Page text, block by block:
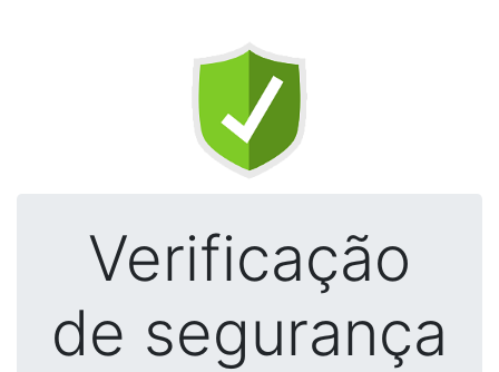
Verificação
de segurança